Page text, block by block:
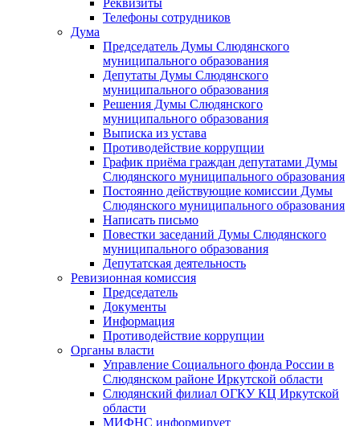
Реквизиты
Телефоны сотрудников
Дума
Председатель Думы Слюдянского
муниципального образования
Депутаты Думы Слюдянского
муниципального образования
Решения Думы Слюдянского
муниципального образования
Выписка из устава
Противодействие коррупции
График приёма граждан депутатами Думы
Слюдянского муниципального образования
Постоянно действующие комиссии Думы
Слюдянского муниципального образования
Написать письмо
Повестки заседаний Думы Слюдянского
муниципального образования
Депутатская деятельность
Ревизионная комиссия
Председатель
Документы
Информация
Противодействие коррупции
Органы власти
Управление Социального фонда России в
Слюдянском районе Иркутской области
Слюдянский филиал ОГКУ КЦ Иркутской
области
МИФНС информирует